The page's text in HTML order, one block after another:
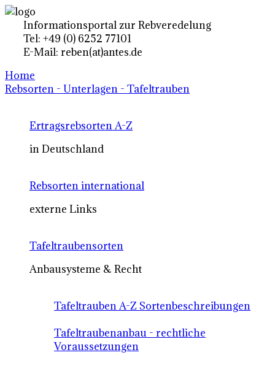
Informationsportal zur Rebveredelung
Tel: +49 (0) 6252 77101
E-Mail: reben(at)antes.de
Home
Rebsorten - Unterlagen - Tafeltrauben
Ertragsrebsorten A-Z
in Deutschland
Rebsorten international
externe Links
Tafeltraubensorten
Anbausysteme & Recht
Tafeltrauben A-Z Sortenbeschreibungen
Tafeltraubenanbau - rechtliche
Voraussetzungen